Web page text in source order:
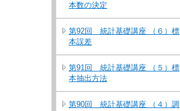
本数の決定
第92回 統計基礎講座 （６）標
本誤差
第91回 統計基礎講座 （５）標
本抽出方法
第90回 統計基礎講座 （４）調